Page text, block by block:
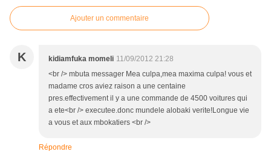
Ajouter un commentaire
K kidiamfuka momeli 11/09/2012 21:28
<br /> mbuta messager Mea culpa,mea maxima culpa! vous et
madame cros aviez raison a une centaine
pres.effectivement il y a une commande de 4500 voitures qui
a ete<br /> executee.donc mundele alobaki verite!Longue vie
a vous et aux mbokatiers <br />
Répondre